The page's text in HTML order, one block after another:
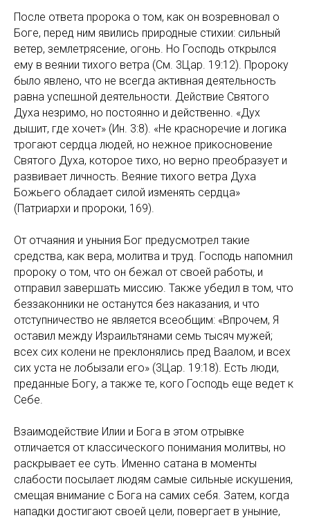
После ответа пророка о том, как он возревновал о
Боге, перед ним явились природные стихии: сильный
ветер, землетрясение, огонь. Но Господь открылся
ему в веянии тихого ветра (См. 3Цар. 19:12). Пророку
было явлено, что не всегда активная деятельность
равна успешной деятельности. Действие Святого
Духа незримо, но постоянно и действенно. «Дух
дышит, где хочет» (Ин. 3:8). «Не красноречие и логика
трогают сердца людей, но нежное прикосновение
Святого Духа, которое тихо, но верно преобразует и
развивает личность. Веяние тихого ветра Духа
Божьего обладает силой изменять сердца»
(Патриархи и пророки, 169).
От отчаяния и уныния Бог предусмотрел такие
средства, как вера, молитва и труд. Господь напомнил
пророку о том, что он бежал от своей работы, и
отправил завершать миссию. Также убедил в том, что
беззаконники не останутся без наказания, и что
отступничество не является всеобщим: «Впрочем, Я
оставил между Израильтянами семь тысяч мужей;
всех сих колени не преклонялись пред Ваалом, и всех
сих уста не лобызали его» (3Цар. 19:18). Есть люди,
преданные Богу, а также те, кого Господь еще ведет к
Себе.
Взаимодействие Илии и Бога в этом отрывке
отличается от классического понимания молитвы, но
раскрывает ее суть. Именно сатана в моменты
слабости посылает людям самые сильные искушения,
смещая внимание с Бога на самих себя. Затем, когда
нападки достигают своей цели, повергает в уныние,